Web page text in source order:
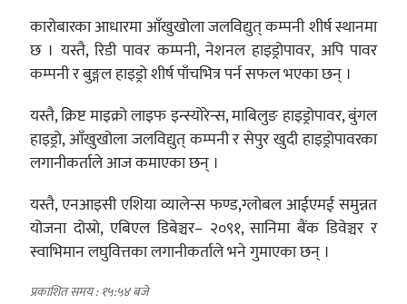
कारोबारका आधारमा आँखुखोला जलविद्युत् कम्पनी शीर्ष स्थानमा
छ । यस्तै, रिडी पावर कम्पनी, नेशनल हाइड्रोपावर, अपि पावर
कम्पनी र बुङ्गल हाइड्रो शीर्ष पाँचभित्र पर्न सफल भएका छन् ।
यस्तै, क्रिष्ट माइक्रो लाइफ इन्स्योरेन्स, माबिलुङ हाइड्रोपावर, बुंगल
हाइड्रो, आँखुखोला जलविद्युत् कम्पनी र सेपुर खुदी हाइड्रोपावरका
लगानीकर्ताले आज कमाएका छन् ।
यस्तै, एनआइसी एशिया व्यालेन्स फण्ड,ग्लोबल आईएमई समुन्नत
योजना दोस्रो, एबिएल डिबेञ्चर– २०९१, सानिमा बैंक डिवेञ्चर र
स्वाभिमान लघुवित्तका लगानीकर्ताले भने गुमाएका छन् ।
प्रकाशित समय : १५:५४ बजे